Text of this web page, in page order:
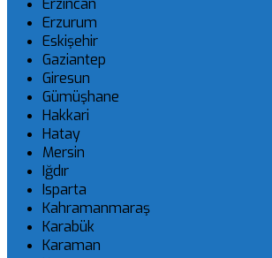
Erzincan
Erzurum
Eskişehir
Gaziantep
Giresun
Gümüşhane
Hakkari
Hatay
Mersin
Iğdır
Isparta
Kahramanmaraş
Karabük
Karaman